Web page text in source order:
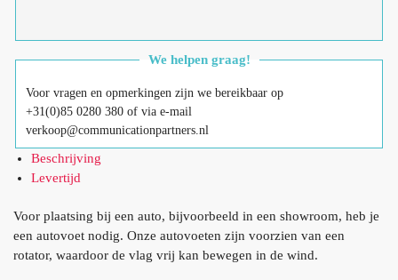
We helpen graag!
Voor vragen en opmerkingen zijn we bereikbaar op
+31(0)85 0280 380 of via e-mail
verkoop@communicationpartners.nl
Beschrijving
Levertijd
Voor plaatsing bij een auto, bijvoorbeeld in een showroom, heb je
een autovoet nodig. Onze autovoeten zijn voorzien van een
rotator, waardoor de vlag vrij kan bewegen in de wind.